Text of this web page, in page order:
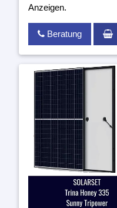
Anzeigen.
Beratung